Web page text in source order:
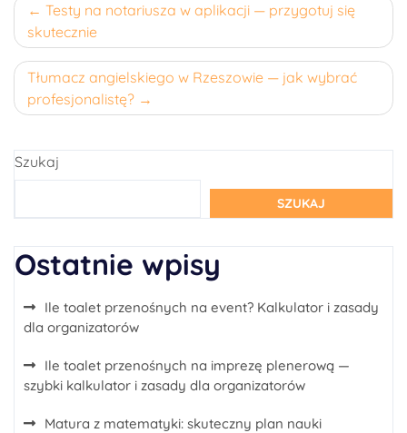
Nawigacja
wpisu
Testy na notariusza w aplikacji — przygotuj się
skutecznie
Tłumacz angielskiego w Rzeszowie — jak wybrać
profesjonalistę?
Szukaj
SZUKAJ
Ostatnie wpisy
Ile toalet przenośnych na event? Kalkulator i zasady
dla organizatorów
Ile toalet przenośnych na imprezę plenerową —
szybki kalkulator i zasady dla organizatorów
Matura z matematyki: skuteczny plan nauki